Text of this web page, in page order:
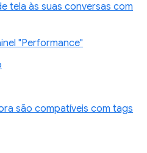
tela às suas conversas com
"Performance"
são compatíveis com tags